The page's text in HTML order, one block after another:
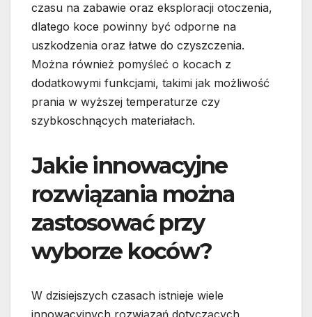
czasu na zabawie oraz eksploracji otoczenia,
dlatego koce powinny być odporne na
uszkodzenia oraz łatwe do czyszczenia.
Można również pomyśleć o kocach z
dodatkowymi funkcjami, takimi jak możliwość
prania w wyższej temperaturze czy
szybkoschnących materiałach.
Jakie innowacyjne
rozwiązania można
zastosować przy
wyborze koców?
W dzisiejszych czasach istnieje wiele